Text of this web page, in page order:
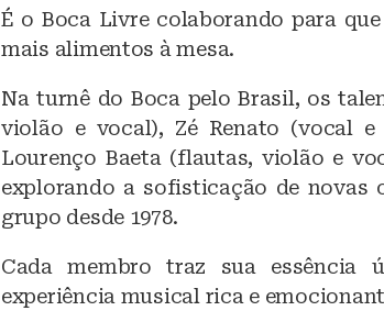
É o Boca Livre colaborando para
mais alimentos à mesa.
Na turnê do Boca pelo Brasil, os
violão e vocal), Zé Renato (vocal
Lourenço Baeta (flautas, violão e
explorando a sofisticação de novas
grupo desde 1978.
Cada membro traz sua essência
experiência musical rica e